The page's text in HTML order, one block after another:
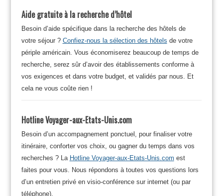
Aide gratuite à la recherche d’hôtel
Besoin d’aide spécifique dans la recherche des hôtels de
votre séjour ? Confiez-nous la sélection des hôtels de votre
périple américain. Vous économiserez beaucoup de temps de
recherche, serez sûr d’avoir des établissements conforme à
vos exigences et dans votre budget, et validés par nous. Et
cela ne vous coûte rien !
Hotline Voyager-aux-Etats-Unis.com
Besoin d’un accompagnement ponctuel, pour finaliser votre
itinéraire, conforter vos choix, ou gagner du temps dans vos
recherches ? La Hotline Voyager-aux-Etats-Unis.com est
faites pour vous. Nous répondons à toutes vos questions lors
d’un entretien privé en visio-conférence sur internet (ou par
téléphone).